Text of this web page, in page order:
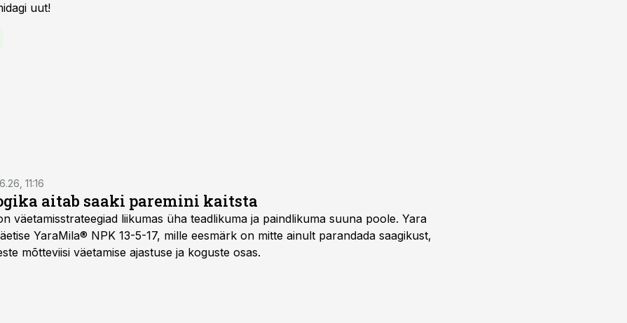
uut!
11:16
aitab saaki paremini kaitsta
väetamisstrateegiad liikumas üha teadlikuma ja paindlikuma suuna poole. Yara
YaraMila® NPK 13-5-17, mille eesmärk on mitte ainult parandada saagikust,
mõtteviisi väetamise ajastuse ja koguste osas.